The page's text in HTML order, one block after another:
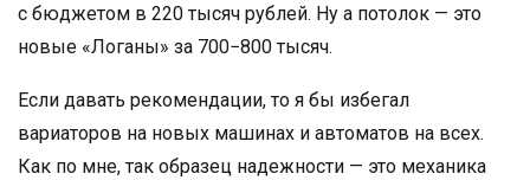
с бюджетом в 220 тысяч рублей. Ну а потолок — это
новые «Логаны» за 700−800 тысяч.
Если давать рекомендации, то я бы избегал
вариаторов на новых машинах и автоматов на всех.
Как по мне, так образец надежности — это механика